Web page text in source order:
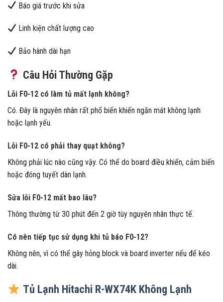
Báo giá trước khi sửa
Linh kiện chất lượng cao
Bảo hành dài hạn
Câu Hỏi Thường Gặp
Lỗi F0-12 có làm tủ mất lạnh không?
Có. Đây là nguyên nhân rất phổ biến khiến ngăn mát không lạnh
hoặc lạnh yếu.
Lỗi F0-12 có phải thay quạt không?
Không phải lúc nào cũng vậy. Có thể do board điều khiển, cảm biến
hoặc đóng tuyết dàn lạnh.
Sửa lỗi F0-12 mất bao lâu?
Thông thường từ 30 phút đến 2 giờ tùy nguyên nhân thực tế.
Có nên tiếp tục sử dụng khi tủ báo F0-12?
Không nên, vì có thể gây hỏng block và board inverter nếu để kéo
dài.
Tủ Lạnh Hitachi R-WX74K Không Lạnh